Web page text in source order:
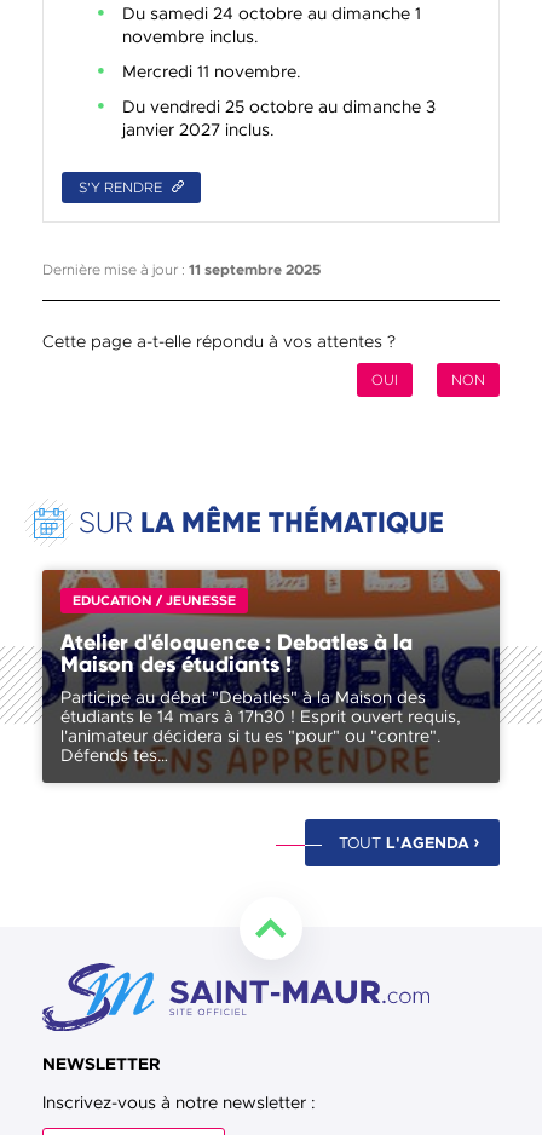
Du samedi 24 octobre au dimanche 1
novembre inclus.
Mercredi 11 novembre.
Du vendredi 25 octobre au dimanche 3
janvier 2027 inclus.
S'Y RENDRE
Dernière mise à jour : 11 septembre 2025
Cette page a-t-elle répondu à vos attentes ?
NON
OUI
SUR LA MÊME THÉMATIQUE
Atelier d'éloquence : Debatles à la
Maison des étudiants !
Participe au débat "Debatles" à la Maison des
étudiants le 14 mars à 17h30 ! Esprit ouvert requis,
l'animateur décidera si tu es "pour" ou "contre".
Défends tes…
EDUCATION / JEUNESSE
TOUT L'AGENDA
NEWSLETTER
Inscrivez-vous à notre newsletter :